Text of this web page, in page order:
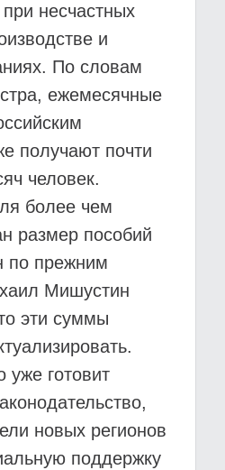
несчастных
и
По словам
ежемесячные
получают почти
человек.
более чем
размер пособий
по прежним
Мишустин
эти суммы
уже готовит
новых регионов
поддержку